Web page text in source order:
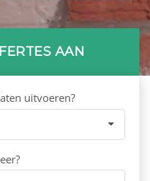
AAN
uitvoeren?